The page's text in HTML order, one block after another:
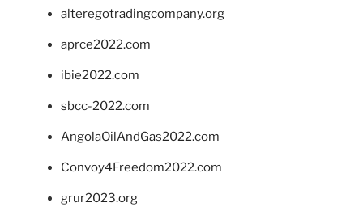
alteregotradingcompany.org
aprce2022.com
ibie2022.com
sbcc-2022.com
AngolaOilAndGas2022.com
Convoy4Freedom2022.com
grur2023.org